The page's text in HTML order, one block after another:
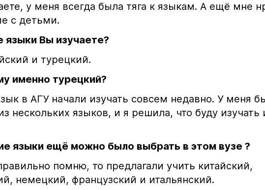
у меня всегда была тяга к языкам. А ещё мне
с детьми.
языки Вы изучаете?
и турецкий.
именно турецкий?
в АГУ начали изучать совсем недавно. У меня
нескольких языков, и я решила, что буду изучать
языки ещё можно было выбрать в этом вузе ?
помню, то предлагали учить китайский,
немецкий, французский и итальянский.